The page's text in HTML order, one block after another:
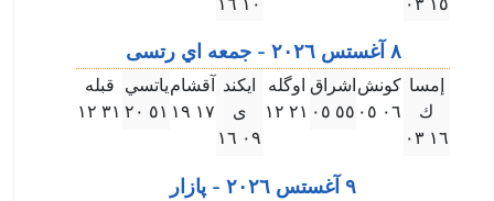
٨ آغستس ۲۰۲٦ - جمعه اي رتسى
إمسا
ك
۱٦ ۰۳
كونش
۰٦ ۰٥
اشراق
٥٥ ۰٥
اوگله
۲۱ ۱۲
ايكند
ى
۰٩ ۱٦
آقشام
۱٧ ۱٩
ياتسي
٥۱ ۲۰
قبله
۳۱ ۱۲
٩ آغستس ۲۰۲٦ - پازار